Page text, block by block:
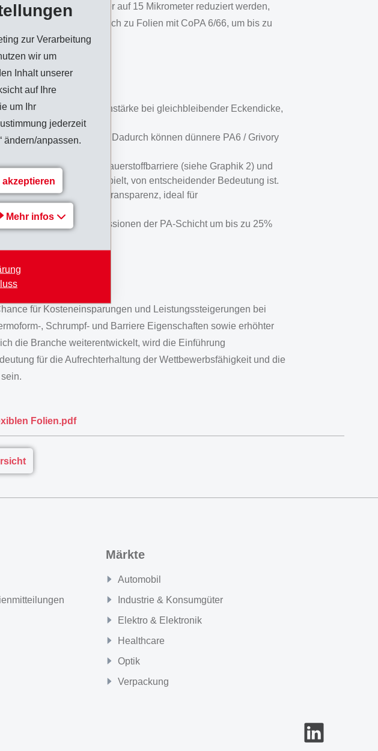
zur Verarbeitung
wir um
Inhalt unserer
auf Ihre
um Ihr
jederzeit
ändern/anpassen.
Mehr infos
von 20 Mikrometer auf 15 Mikrometer reduziert werden,
die Kosten, im Vergleich zu Folien mit CoPA 6/66, um bis zu
zu 30% geringere Folienstärke bei gleichbleibender Eckendicke,
80% gesteigert werden. Dadurch können dünnere PA6 / Grivory
1).
6/66 eine höhere Sauerstoffbarriere (siehe Graphik 2) und
eine Rolle spielt, von entscheidender Bedeutung ist.
und 25% höhere Transparenz, ideal für
reduziert CO2-Emissionen der PA-Schicht um bis zu 25%
für Kosteneinsparungen und Leistungssteigerungen bei
, Schrumpf- und Barriere Eigenschaften sowie erhöhter
die Branche weiterentwickelt, wird die Einführung
für die Aufrechterhaltung der Wettbewerbsfähigkeit und die
Folien.pdf
Märkte
Automobil
Industrie & Konsumgüter
Elektro & Elektronik
Healthcare
Optik
Verpackung